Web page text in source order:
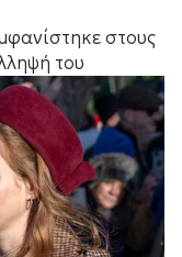
στους
του